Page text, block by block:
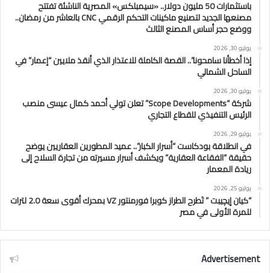
باستثمارات 50 مليون دولار.. «سيمبلكس» المصرية الناشئة تفتتح
مصنعها الجديد لتصنيع ماكينات التحكم الرقمي CNC بالعاشر من رمضان..
ووضع حجر أساس المصنع الثالث
يوليو 30, 2026
إذا أخطأنا سامحونا”.. القصة الكاملة للاعتذار الذي أنقذ ملايين “إعمار” في
الساحل الشمالي
يوليو 30, 2026
شركة “Scope Developments” تعلن تولي أحمد كمال عيسى منصب
الرئيس التنفيذي للقطاع التجاري
يوليو 29, 2026
في انطلاقة بودكاست “أسرار الكبار”.. عميد المطورين العقاريين يوضح
حقيقة “الفقاعة العقارية” ويكشف أسرار مسيرته من تجارة السلاح إلى
ريادة المعمار
يوليو 25, 2026
“كيان إيچيبت ” تَطرح الطراز كوبرا فورمنتور VZ بمحرك أقوى سعة 2.0 لترات
للمرة الأولى في مصر
Advertisement